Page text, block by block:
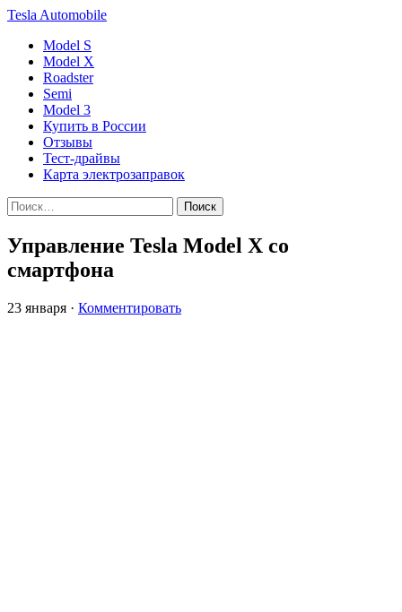
Tesla Automobile
Model S
Model X
Roadster
Semi
Model 3
Купить в России
Отзывы
Тест-драйвы
Карта электрозаправок
Управление Tesla Model X со
смартфона
23 января · Комментировать